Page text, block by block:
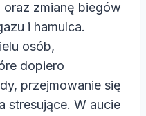
oraz zmianę biegów
i hamulca.
osób,
dopiero
przejmowanie się
stresujące. W aucie